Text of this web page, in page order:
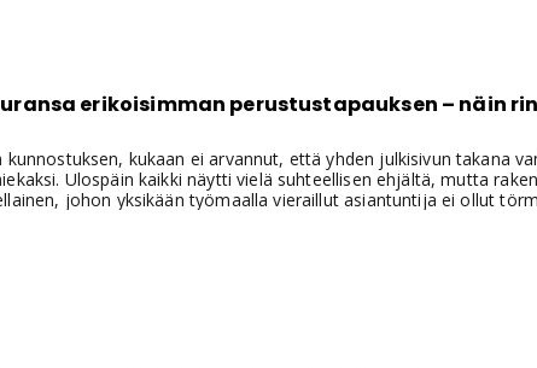
erikoisimman perustustapauksen – näin
kukaan ei arvannut, että yhden julkisivun takana
Ulospäin kaikki näytti vielä suhteellisen ehjältä, mutta
johon yksikään työmaalla vieraillut asiantuntija ei ollut